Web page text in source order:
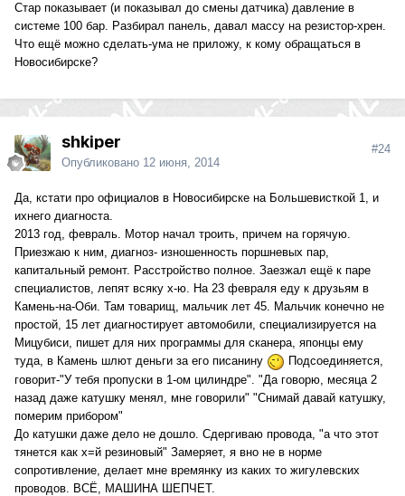
Стар показывает (и показывал до смены датчика) давление в
системе 100 бар. Разбирал панель, давал массу на резистор-хрен.
Что ещё можно сделать-ума не приложу, к кому обращаться в
Новосибирске?
shkiper
Опубликовано 12 июня, 2014
#24
Да, кстати про официалов в Новосибирске на Большевисткой 1, и
ихнего диагноста.
2013 год, февраль. Мотор начал троить, причем на горячую.
Приезжаю к ним, диагноз- изношенность поршневых пар,
капитальный ремонт. Расстройство полное. Заезжал ещё к паре
специалистов, лепят всяку х-ю. На 23 февраля еду к друзьям в
Камень-на-Оби. Там товарищ, мальчик лет 45. Мальчик конечно не
простой, 15 лет диагностирует автомобили, специализируется на
Мицубиси, пишет для них программы для сканера, японцы ему
туда, в Камень шлют деньги за его писанину
Подсоединяется,
говорит-"У тебя пропуски в 1-ом цилиндре". "Да говорю, месяца 2
назад даже катушку менял, мне говорили" "Снимай давай катушку,
померим прибором"
До катушки даже дело не дошло. Сдергиваю провода, "а что этот
тянется как х=й резиновый" Замеряет, я вно не в норме
сопротивление, делает мне времянку из каких то жигулевских
проводов. ВСЁ, МАШИНА ШЕПЧЕТ.